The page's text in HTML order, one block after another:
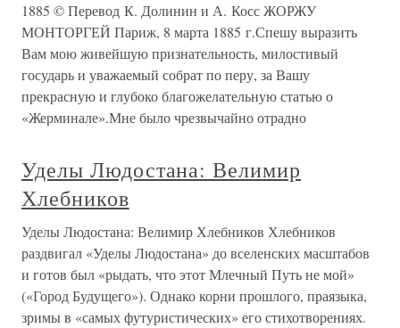
1885 © Перевод К. Долинин и А. Косс ЖОРЖУ
МОНТОРГЕЙ Париж, 8 марта 1885 г.Спешу выразить
Вам мою живейшую признательность, милостивый
государь и уважаемый собрат по перу, за Вашу
прекрасную и глубоко благожелательную статью о
«Жерминале».Мне было чрезвычайно отрадно
Уделы Людостана: Велимир
Хлебников
Уделы Людостана: Велимир Хлебников Хлебников
раздвигал «Уделы Людостана» до вселенских масштабов
и готов был «рыдать, что этот Млечный Путь не мой»
(«Город Будущего»). Однако корни прошлого, праязыка,
зримы в «самых футуристических» его стихотворениях.